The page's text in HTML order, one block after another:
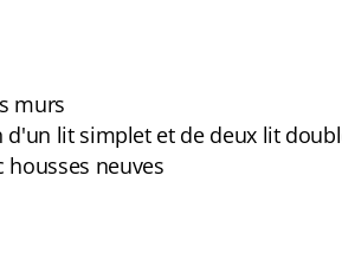
murs
d'un lit simplet et de deux lit
housses neuves